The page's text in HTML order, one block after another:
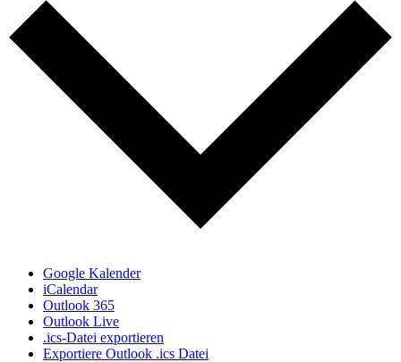
Google Kalender
iCalendar
Outlook 365
Outlook Live
.ics-Datei exportieren
Exportiere Outlook .ics Datei